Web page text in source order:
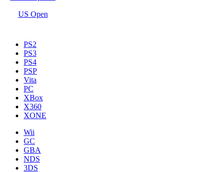
US Open
PS2
PS3
PS4
PSP
Vita
PC
XBox
X360
XONE
Wii
GC
GBA
NDS
3DS